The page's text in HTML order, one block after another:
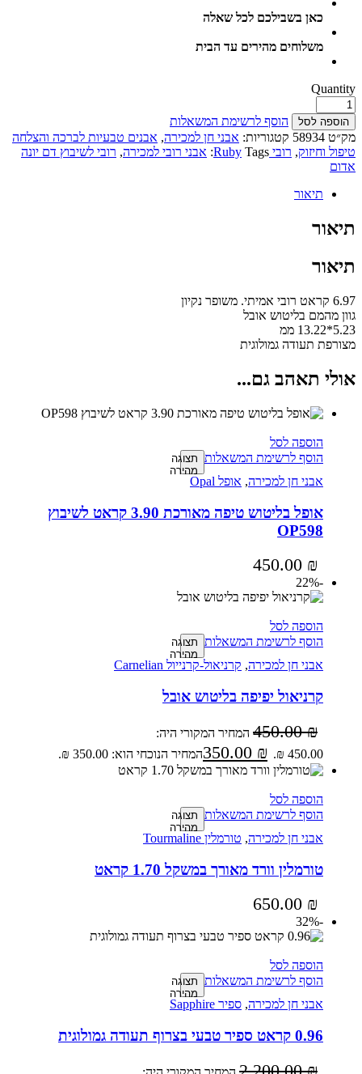
כאן בשבילכם לכל שאלה
משלוחים מהירים עד הבית
Quantity
הוספה לסל
הוסף לרשימת המשאלות
מק״ט 58934 קטגוריות: אבני חן למכירה, אבנים טבעיות לברכה והצלחה
טיפול וחיזוק, רובי Ruby Tags: אבני רובי למכירה, רובי לשיבוץ דם יונה
אדום
תיאור
תיאור
תיאור
6.97 קראט רובי אמיתי. משופר נקיון
גוון מהמם בליטוש אובל
5.23*13.22 ממ
מצורפת תעודה גמולוגית
אולי תאהב גם...
הוספה לסל
הוסף לרשימת המשאלות תצוגה
מהירה
אבני חן למכירה, אופל Opal
אופל בליטוש טיפה מאורכת 3.90 קראט לשיבוץ
OP598
450.00 ₪
-22%
הוספה לסל
הוסף לרשימת המשאלות תצוגה
מהירה
אבני חן למכירה, קרניאול-קרנייול Carnelian
קרניאול יפיפה בליטוש אובל
450.00₪
המחיר המקורי היה:
450.00 ₪.
350.00 ₪ המחיר הנוכחי הוא: 350.00 ₪.
הוספה לסל
הוסף לרשימת המשאלות תצוגה
מהירה
אבני חן למכירה, טורמלין Tourmaline
טורמלין וורד מאורך במשקל 1.70 קראט
650.00 ₪
-32%
הוספה לסל
הוסף לרשימת המשאלות תצוגה
מהירה
אבני חן למכירה, ספיר Sapphire
0.96 קראט ספיר טבעי בצרוף תעודה גמולוגית